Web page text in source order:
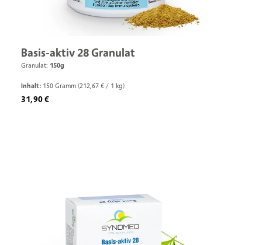
Basis-aktiv 28 Granulat
Granulat: 150g
Inhalt: 150 Gramm (212,67 € / 1 kg)
Regulärer Preis:
31,90 €